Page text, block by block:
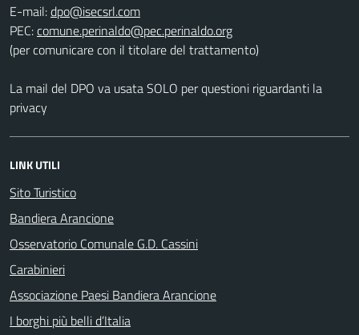
E-mail:
PEC:
(per comunicare con il titolare del trattamento)
La mail del DPO va usata SOLO per questioni riguardanti la
privacy
LINK UTILI
Sito Turistico
Bandiera Arancione
Osservatorio Comunale G.D. Cassini
Carabinieri
Associazione Paesi Bandiera Arancione
I borghi più belli d’Italia